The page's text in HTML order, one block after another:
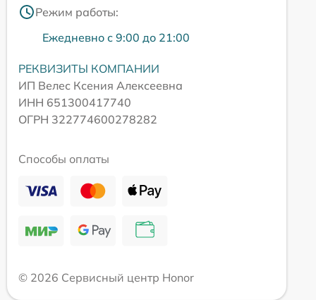
Режим работы:
Ежедневно с 9:00 до 21:00
РЕКВИЗИТЫ КОМПАНИИ
ИП Велес Ксения Алексеевна
ИНН 651300417740
ОГРН 322774600278282
Способы оплаты
© 2026 Сервисный центр Honor